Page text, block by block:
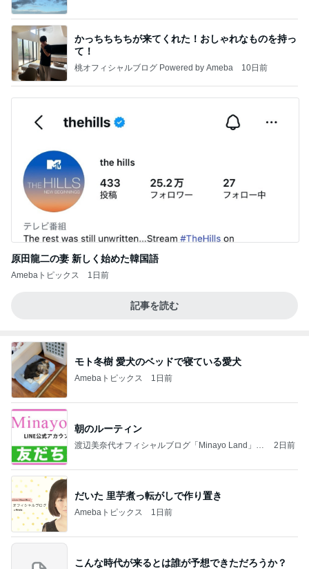
かっちちちちが来てくれた！おしゃれなものを持っ
て！
桃オフィシャルブログ Powered by Ameba 10日前
原田龍二の妻 新しく始めた韓国語
Amebaトピックス 1日前
記事を読む
モト冬樹 愛犬のベッドで寝ている愛犬
Amebaトピックス 1日前
朝のルーティン
渡辺美奈代オフィシャルブログ「Minayo Land」P
2日前
だいた 里芋煮っ転がしで作り置き
Amebaトピックス 1日前
こんな時代が来るとは誰が予想できただろうか？